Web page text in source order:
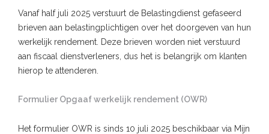
Vanaf half juli 2025 verstuurt de Belastingdienst gefaseerd
brieven aan belastingplichtigen over het doorgeven van hun
werkelijk rendement. Deze brieven worden niet verstuurd
aan fiscaal dienstverleners, dus het is belangrijk om klanten
hierop te attenderen.
Formulier Opgaaf werkelijk rendement (OWR)
Het formulier OWR is sinds 10 juli 2025 beschikbaar via Mijn